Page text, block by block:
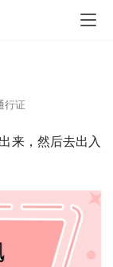
行证
来，然后去出入